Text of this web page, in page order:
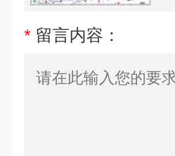
* 留言内容：